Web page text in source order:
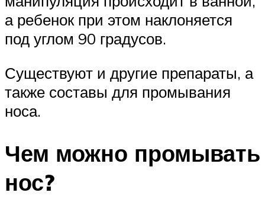
а ребенок при этом наклоняется
под углом 90 градусов.
Существуют и другие препараты, а
также составы для промывания
носа.
Чем можно промывать
нос?